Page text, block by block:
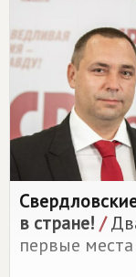
в стране! /
первые